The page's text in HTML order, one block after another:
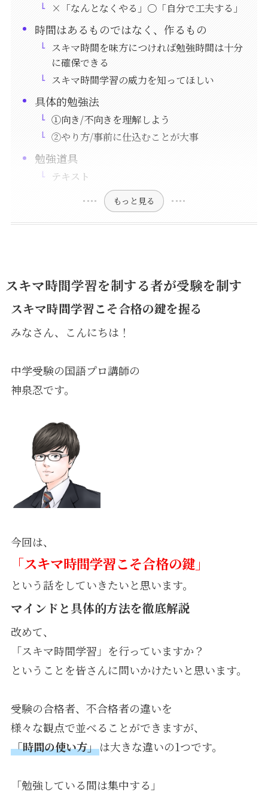
×「なんとなくやる」〇「自分で工夫する」
時間はあるものではなく、作るもの
スキマ時間を味方につければ勉強時間は十分
に確保できる
スキマ時間学習の威力を知ってほしい
具体的勉強法
①向き/不向きを理解しよう
②やり方/事前に仕込むことが大事
勉強道具
テキスト
もっと見る
スキマ時間学習を制する者が受験を制す
スキマ時間学習こそ合格の鍵を握る
みなさん、こんにちは！
中学受験の国語プロ講師の
神泉忍です。
今回は、
「スキマ時間学習こそ合格の鍵」
という話をしていきたいと思います。
マインドと具体的方法を徹底解説
改めて、
「スキマ時間学習」を行っていますか？
ということを皆さんに問いかけたいと思います。
受験の合格者、不合格者の違いを
様々な観点で並べることができますが、
「時間の使い方」は大きな違いの1つです。
「勉強している間は集中する」